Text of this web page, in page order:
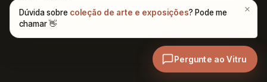
App Arqpedia
Sitemap